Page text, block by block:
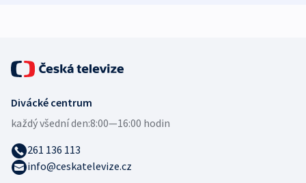
Divácké centrum
každý všední den:8:00—16:00 hodin
261 136 113
info@ceskatelevize.cz